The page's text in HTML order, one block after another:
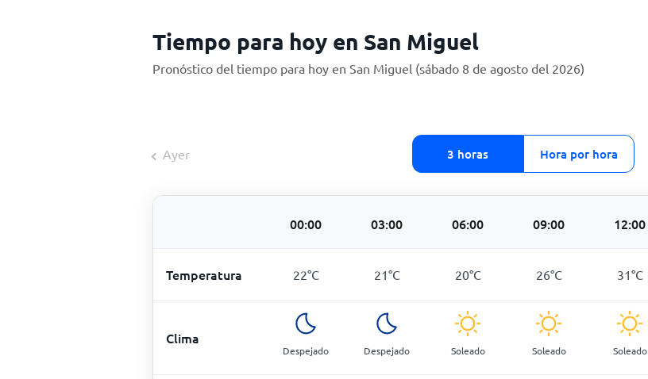
Tiempo para hoy en San Miguel
Pronóstico del tiempo para hoy en San Miguel (sábado 8 de agosto del 2026)
Ayer 3 horas Hora por hora
00:00 03:00 06:00 09:00 12:00
Temperatura 22°C 21°C 20°C 26°C 31°C
Clima
Despejado Despejado Soleado Soleado Soleado